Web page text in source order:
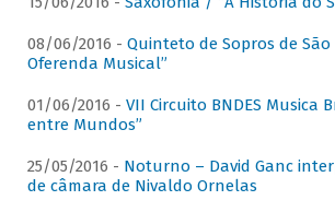
08/06/2016 - Quinteto de Sopros de
Oferenda Musical”
01/06/2016 - VII Circuito BNDES Musica
entre Mundos”
25/05/2016 - Noturno – David Ganc
de câmara de Nivaldo Ornelas